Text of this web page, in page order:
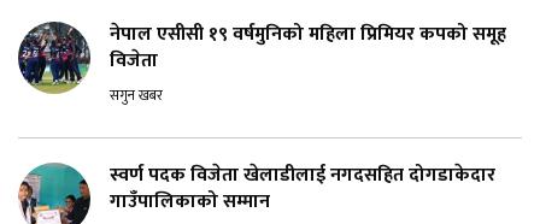
नेपाल एसीसी १९ वर्षमुनिको महिला प्रिमियर कपको समूह
विजेता
सगुन खबर
स्वर्ण पदक विजेता खेलाडीलाई नगदसहित दोगडाकेदार
गाउँपालिकाको सम्मान